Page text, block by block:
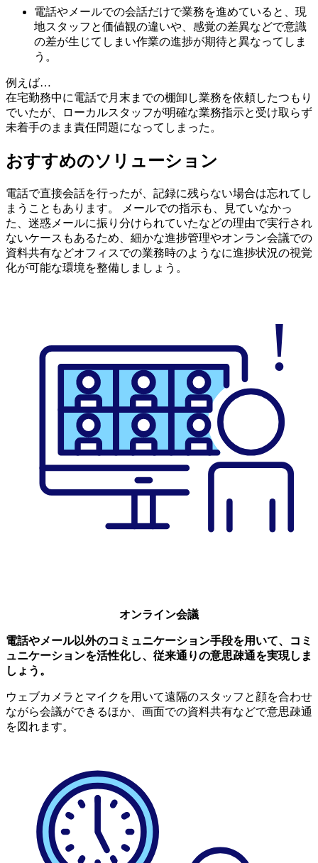
電話やメールでの会話だけで業務を進めていると、現
地スタッフと価値観の違いや、感覚の差異などで意識
の差が生じてしまい作業の進捗が期待と異なってしま
う。
例えば…
在宅勤務中に電話で月末までの棚卸し業務を依頼したつもり
でいたが、ローカルスタッフが明確な業務指示と受け取らず
未着手のまま責任問題になってしまった。
おすすめのソリューション
電話で直接会話を行ったが、記録に残らない場合は忘れてし
まうこともあります。 メールでの指示も、見ていなかっ
た、迷惑メールに振り分けられていたなどの理由で実行され
ないケースもあるため、細かな進捗管理やオンラン会議での
資料共有などオフィスでの業務時のようなに進捗状況の視覚
化が可能な環境を整備しましょう。
オンライン会議
電話やメール以外のコミュニケーション手段を用いて、コミ
ュニケーションを活性化し、従来通りの意思疎通を実現しま
しょう。
ウェブカメラとマイクを用いて遠隔のスタッフと顔を合わせ
ながら会議ができるほか、画面での資料共有などで意思疎通
を図れます。